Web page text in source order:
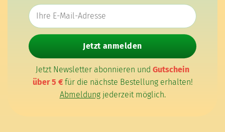
E-Mail-Adresse
Jetzt anmelden
Jetzt Newsletter abonnieren und Gutschein
über 5 €für die nächste Bestellung erhalten!
Abmeldungjederzeit möglich.